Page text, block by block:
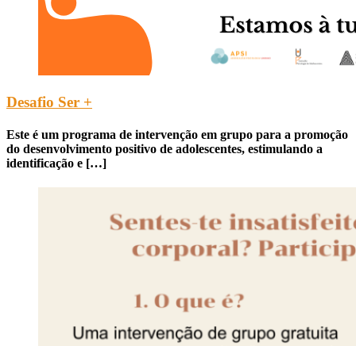
Desafio Ser +
Este é um programa de intervenção em grupo para a promoção
do desenvolvimento positivo de adolescentes, estimulando a
identificação e […]